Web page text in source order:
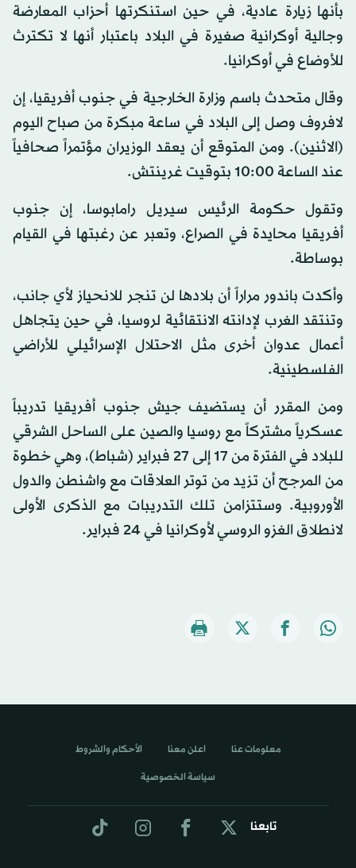
بأنها زيارة عادية، في حين استنكرتها أحزاب المعارضة
وجالية أوكرانية صغيرة في البلاد باعتبار أنها لا تكترث
للأوضاع في أوكرانيا.
وقال متحدث باسم وزارة الخارجية في جنوب أفريقيا، إن
لافروف وصل إلى البلاد في ساعة مبكرة من صباح اليوم
(الاثنين). ومن المتوقع أن يعقد الوزيران مؤتمراً صحافياً
عند الساعة 10:00 بتوقيت غرينتش.
وتقول حكومة الرئيس سيريل رامابوسا، إن جنوب
أفريقيا محايدة في الصراع، وتعبر عن رغبتها في القيام
بوساطة.
وأكدت باندور مراراً أن بلادها لن تنجر للانحياز لأي جانب،
وتنتقد الغرب لإدانته الانتقائية لروسيا، في حين يتجاهل
أعمال عدوان أخرى مثل الاحتلال الإسرائيلي للأراضي
الفلسطينية.
ومن المقرر أن يستضيف جيش جنوب أفريقيا تدريباً
عسكرياً مشتركاً مع روسيا والصين على الساحل الشرقي
للبلاد في الفترة من 17 إلى 27 فبراير (شباط)، وهي خطوة
من المرجح أن تزيد من توتر العلاقات مع واشنطن والدول
الأوروبية. وستتزامن تلك التدريبات مع الذكرى الأولى
لانطلاق الغزو الروسي لأوكرانيا في 24 فبراير.
تابعنا
معلومات عنا اعلن معنا الأحكام والشروط
سياسة الخصوصية